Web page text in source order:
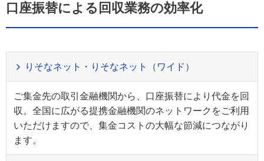
口座振替による回収業務の効率化
りそなネット・りそなネット（ワイド）
ご集金先の取引金融機関から、口座振替により代金を回
収。全国に広がる提携金融機関のネットワークをご利用
いただけますので、集金コストの大幅な節減につながり
ます。